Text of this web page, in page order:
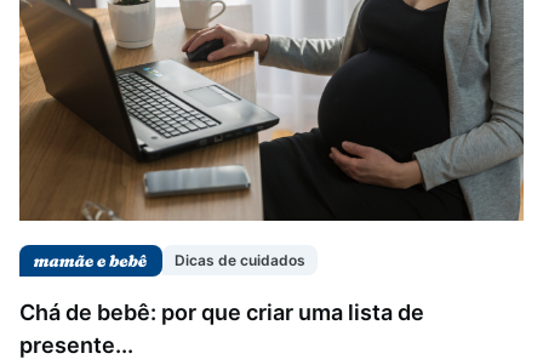
Dicas de cuidados
Chá de bebê: por que criar uma lista de
presente...